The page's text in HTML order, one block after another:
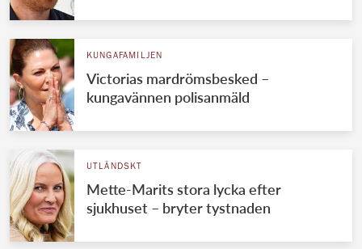
KUNGAFAMILJEN
Victorias mardrömsbesked –
kungavännen polisanmäld
UTLÄNDSKT
Mette-Marits stora lycka efter
sjukhuset – bryter tystnaden